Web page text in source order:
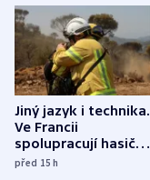
Jiný jazyk i technika.
Ve Francii
spolupracují hasiči z
různých zemí
před 15h